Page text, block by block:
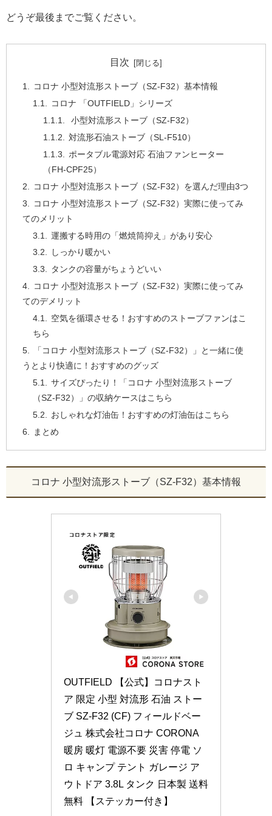
どうぞ最後までご覧ください。
目次
コロナ 小型対流形ストーブ（SZ-F32）基本情報
コロナ 「OUTFIELD」シリーズ
小型対流形ストーブ（SZ-F32）
対流形石油ストーブ（SL-F510）
ポータブル電源対応 石油ファンヒーター
（FH-CPF25）
コロナ 小型対流形ストーブ（SZ-F32）を選んだ理由3つ
コロナ 小型対流形ストーブ（SZ-F32）実際に使ってみ
てのメリット
運搬する時用の「燃焼筒抑え」があり安心
しっかり暖かい
タンクの容量がちょうどいい
コロナ 小型対流形ストーブ（SZ-F32）実際に使ってみ
てのデメリット
空気を循環させる！おすすめのストーブファンはこ
ちら
「コロナ 小型対流形ストーブ（SZ-F32）」と一緒に使
うとより快適に！おすすめのグッズ
サイズぴったり！「コロナ 小型対流形ストーブ
（SZ-F32）」の収納ケースはこちら
おしゃれな灯油缶！おすすめの灯油缶はこちら
まとめ
コロナ 小型対流形ストーブ（SZ-F32）基本情報
OUTFIELD 【公式】コロナスト
ア 限定 小型 対流形 石油 ストー
ブ SZ-F32 (CF) フィールドベー
ジュ 株式会社コロナ CORONA
暖房 暖灯 電源不要 災害 停電 ソ
ロ キャンプ テント ガレージ ア
ウトドア 3.8L タンク 日本製 送料
無料 【ステッカー付き】